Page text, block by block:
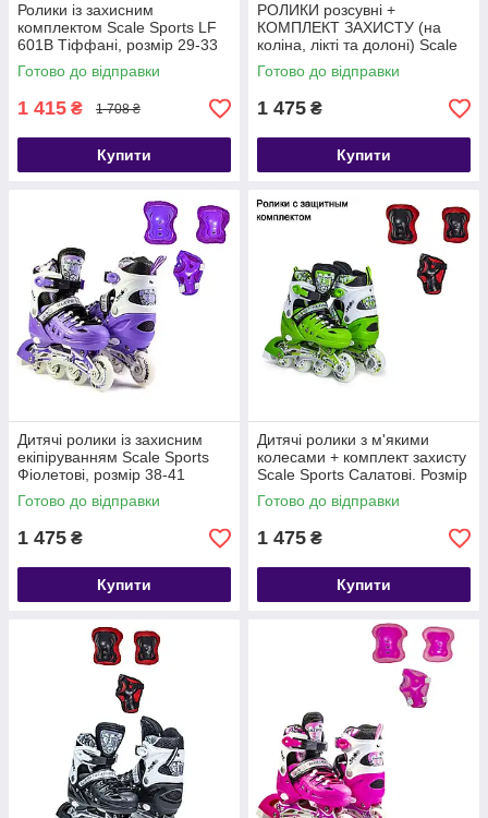
Ролики із захисним
комплектом Scale Sports LF
601B Тіффані, розмір 29-33
Готово до відправки
1 415 ₴ 1 708 ₴
Купити
РОЛИКИ розсувні +
КОМПЛЕКТ ЗАХИСТУ (на
коліна, лікті та долоні) Scale
Sports білі, розмір 29-33
Готово до відправки
1 475 ₴
Купити
Дитячі ролики із захисним
екіпіруванням Scale Sports
Фіолетові, розмір 38-41
Готово до відправки
1 475 ₴
Купити
Дитячі ролики з м'якими
колесами + комплект захисту
Scale Sports Салатові. Розмір
29-33
Готово до відправки
1 475 ₴
Купити